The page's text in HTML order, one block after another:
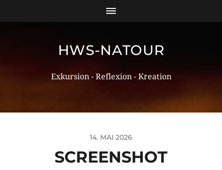
HWS-NATOUR
Exkursion - Reflexion - Kreation
14. MAI 2026
SCREENSHOT